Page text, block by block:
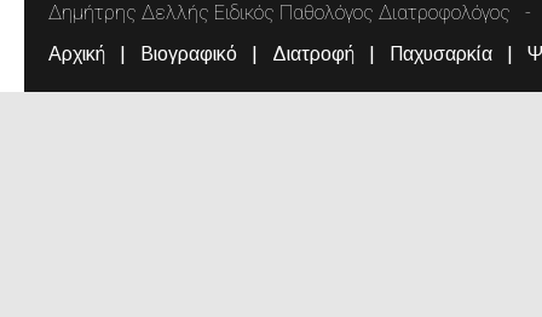
Δημήτρης Δελλής Ειδικός Παθολόγος Διατροφολόγος
Αρχική Βιογραφικό Διατροφή Παχυσαρκία